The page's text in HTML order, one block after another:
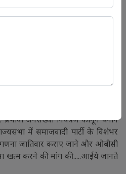
दिसंबर 1986(छियासी) को तत्कालीन
पर उपभोक्ता संरक्षण विधेयक पारित
के बार देशभर में लागू हुआ.....इसके
जनसंख्या नियंत्रण कानून बनाने
में समाजवादी पार्टी के विशंभर
जातिवार कराए जाने और ओबीसी
खत्म करने की मांग की.....आईये जानते